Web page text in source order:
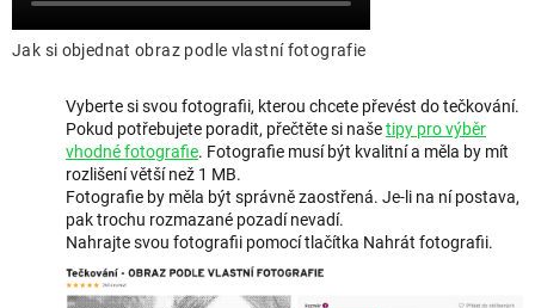
Jak si objednat obraz podle vlastní fotografie
Vyberte si svou fotografii, kterou chcete převést do tečkování.
Pokud potřebujete poradit, přečtěte si našetipy pro výběr
vhodné fotografie. Fotografie musí být kvalitní a měla by mít
rozlišení větší než 1 MB.
Fotografie by měla být správně zaostřená. Je-li na ní postava,
pak trochu rozmazané pozadí nevadí.
Nahrajte svou fotografii pomocí tlačítka Nahrát fotografii.